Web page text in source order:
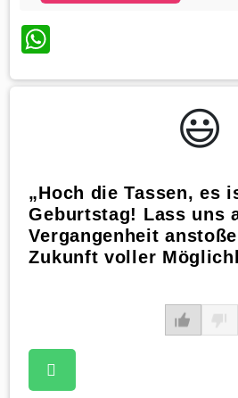
WhatsApp
😃️
„Hoch die Tassen, es
Geburtstag! Lass uns
Vergangenheit
Zukunft voller